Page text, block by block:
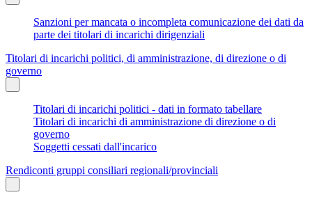
Sanzioni per mancata o incompleta comunicazione dei dati da
parte dei titolari di incarichi dirigenziali
Titolari di incarichi politici, di amministrazione, di direzione o di
governo
Titolari di incarichi politici - dati in formato tabellare
Titolari di incarichi di amministrazione di direzione o di
governo
Soggetti cessati dall'incarico
Rendiconti gruppi consiliari regionali/provinciali